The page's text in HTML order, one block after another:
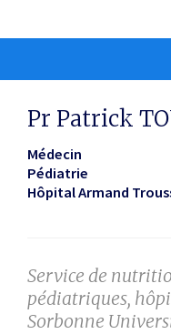
Pr Patrick
Médecin
Pédiatrie
Hôpital Armand
Service de
pédiatriques,
Sorbonne